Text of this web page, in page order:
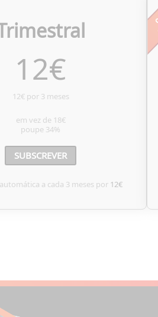
12€
12€ por 3 meses
em vez de 18€
poupe 34%
SUBSCREVER
a cada 3 meses por 12€